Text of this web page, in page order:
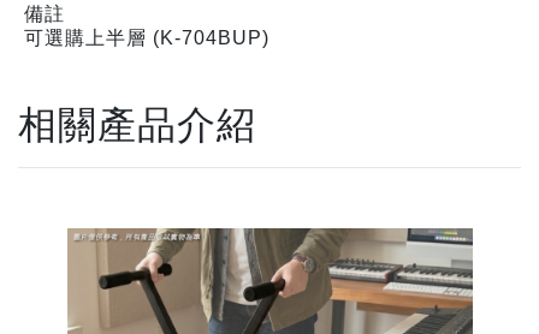
備註
可選購上半層 (K-704BUP)
相關產品介紹